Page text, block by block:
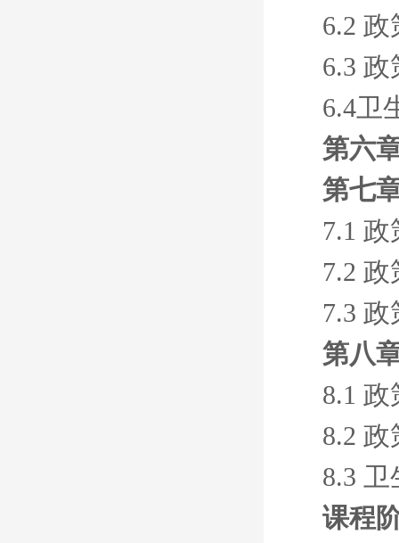
6.2
6.3
6.4卫
第六
第七
7.1
7.2
7.3
第八
8.1
8.2
8.3
课程